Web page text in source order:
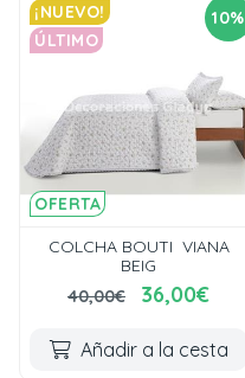
10%
OFERTA
¡NUEVO!
ÚLTIMO
COLCHA BOUTI VIANA
BEIG
40,00€
36,00€
Añadir a la cesta